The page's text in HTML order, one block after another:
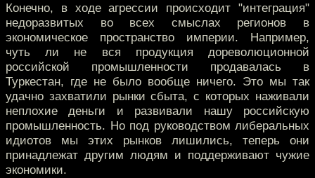
Конечно, в ходе агрессии происходит "интеграция"
недоразвитых во всех смыслах регионов в
экономическое пространство империи. Например,
чуть ли не вся продукция дореволюционной
российской промышленности продавалась в
Туркестан, где не было вообще ничего. Это мы так
удачно захватили рынки сбыта, с которых наживали
неплохие деньги и развивали нашу российскую
промышленность. Но под руководством либеральных
идиотов мы этих рынков лишились, теперь они
принадлежат другим людям и поддерживают чужие
экономики.